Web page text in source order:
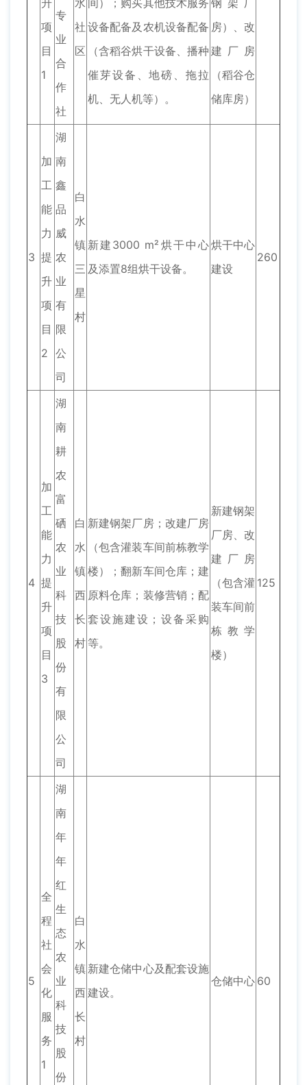
升
项
目
1
专
业
合
作
社
水
社
区
间）；购买其他技术服务
设备配备及农机设备配备
（含稻谷烘干设备、播种
催芽设备、地磅、拖拉
机、无人机等）。
钢架厂
房）、改
建厂房
（稻谷仓
储库房）
3
加
工
能
力
提
升
项
目
2
湖
南
鑫
品
威
农
业
有
限
公
司
白
水
镇
三
星
村
新建3000 m²烘干中心
及添置8组烘干设备。
烘干中心
建设
260
4
加
工
能
力
提
升
项
目
3
湖
南
耕
农
富
硒
农
业
科
技
股
份
有
限
公
司
白
水
镇
西
长
村
新建钢架厂房；改建厂房
（包含灌装车间前栋教学
楼）；翻新车间仓库；建
原料仓库；装修营销；配
套设施建设；设备采购
等。
新建钢架
厂房、改
建厂房
（包含灌
装车间前
栋教学
楼）
125
5
全
程
社
会
化
服
务
1
湖
南
年
年
红
生
态
农
业
科
技
股
份
白
水
镇
西
长
村
新建仓储中心及配套设施
建设。
仓储中心 60